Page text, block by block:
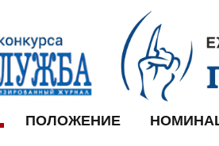
ПОЛОЖЕНИЕ